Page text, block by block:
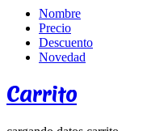
Nombre
Precio
Descuento
Novedad
Carrito